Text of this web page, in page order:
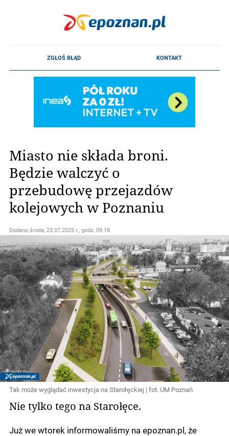
Miasto nie składa broni.
Będzie walczyć o
przebudowę przejazdów
kolejowych w Poznaniu
Dodano środa, 23.07.2025 r., godz. 09.18
Tak może wyglądać inwestycja na Starołęckiej | fot. UM Poznań
Nie tylko tego na Starołęce.
Już we wtorek informowaliśmy na epoznan.pl, że